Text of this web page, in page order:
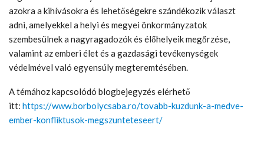
azokra a kihívásokra és lehetőségekre szándékozik választ
adni, amelyekkel a helyi és megyei önkormányzatok
szembesülnek a nagyragadozók és élőhelyeik megőrzése,
valamint az emberi élet és a gazdasági tevékenységek
védelmével való egyensúly megteremtésében.
A témához kapcsolódó blogbejegyzés elérhető
itt: https://www.borbolycsaba.ro/tovabb-kuzdunk-a-medve-
ember-konfliktusok-megszunteteseert/